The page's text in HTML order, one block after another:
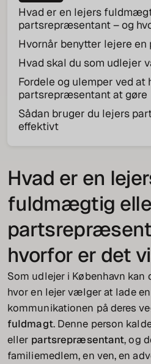
Hvad er en lejers
partsrepræsentant – og
Hvornår benytter lejere
Hvad skal du som udlejer
Fordele og ulemper ved at
partsrepræsentant at gøre
Sådan bruger du lejers
effektivt
Hvad er en
fuldmægtig
hvorfor er det
Som udlejer i København
hvor en lejer vælger at lade
kommunikationen på deres
fuldmagt. Denne person
eller partsrepræsentant, og
familiemedlem, en ven, en